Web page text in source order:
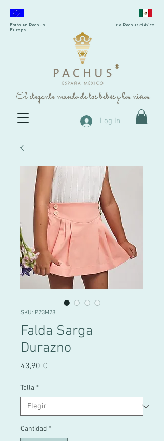
®
El elegante mundo de los bebés y los niños
Estás en Pachus
Europa
Ir a Pachus México
Log In
SKU: P23M28
Falda Sarga
Durazno
43,90 €
Talla *
Cantidad *